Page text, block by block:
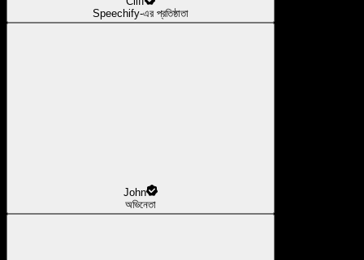
Speechify-এর প্রতিষ্ঠাতা
John
অভিনেতা